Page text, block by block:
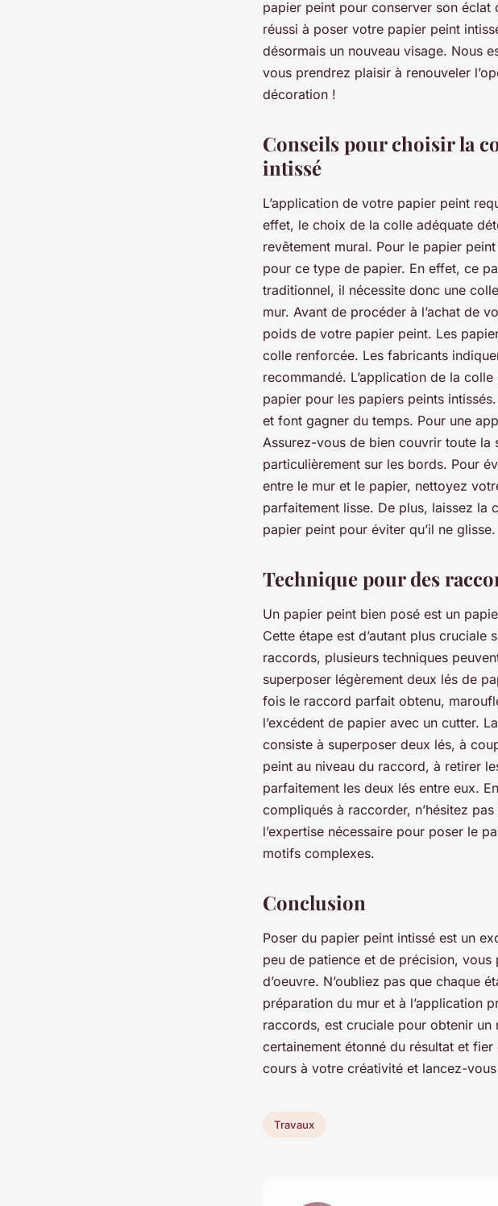
papier peint pour conserver son éclat
réussi à poser votre papier peint
désormais un nouveau visage. Nous
vous prendrez plaisir à renouveler
décoration !
Conseils pour choisir la
intissé
L’application de votre papier peint
effet, le choix de la colle adéquate
revêtement mural. Pour le papier
pour ce type de papier. En effet, ce
traditionnel, il nécessite donc une
mur. Avant de procéder à l’achat de
poids de votre papier peint. Les
colle renforcée. Les fabricants
recommandé. L’application de la
papier pour les papiers peints
et font gagner du temps. Pour une
Assurez-vous de bien couvrir toute la
particulièrement sur les bords. Pour
entre le mur et le papier, nettoyez
parfaitement lisse. De plus, laissez la
papier peint pour éviter qu’il ne glisse.
Technique pour des
Un papier peint bien posé est un
Cette étape est d’autant plus
raccords, plusieurs techniques
superposer légèrement deux lés de
fois le raccord parfait obtenu,
l’excédent de papier avec un cutter.
consiste à superposer deux lés, à
peint au niveau du raccord, à retirer
parfaitement les deux lés entre eux.
compliqués à raccorder, n’hésitez
l’expertise nécessaire pour poser le
motifs complexes.
Conclusion
Poser du papier peint intissé est un
peu de patience et de précision,
d’oeuvre. N’oubliez pas que chaque
préparation du mur et à l’application
raccords, est cruciale pour obtenir
certainement étonné du résultat et
cours à votre créativité et lancez-
Travaux